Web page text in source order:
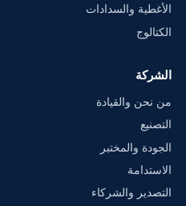
الأغطية والسدادات
الكتالوج
الشركة
من نحن والقيادة
التصنيع
الجودة والمختبر
الاستدامة
التصدير والشركاء